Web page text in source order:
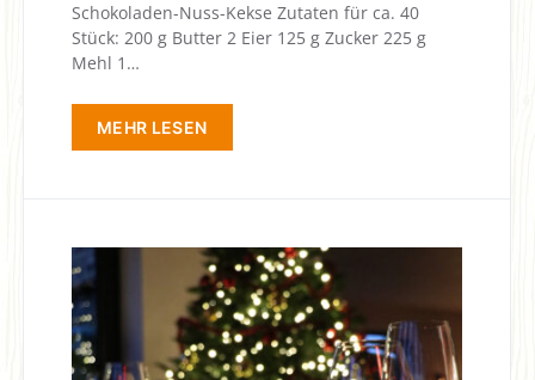
Schokoladen-Nuss-Kekse Zutaten für ca. 40
Stück: 200 g Butter 2 Eier 125 g Zucker 225 g
Mehl 1…
MEHR LESEN